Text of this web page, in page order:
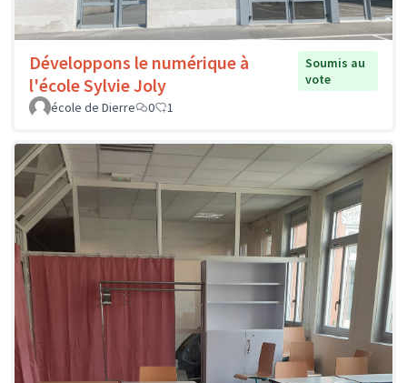
Développons le numérique à
l'école Sylvie Joly
Soumis au
vote
école de Dierre
0 1